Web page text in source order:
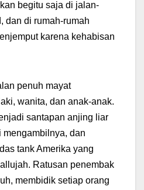
begitu saja di jalan-
dan di rumah-rumah
karena kehabisan
penuh mayat
wanita, dan anak-anak.
santapan anjing liar
mengambilnya, dan
tank Amerika yang
Ratusan penembak
membidik setiap orang